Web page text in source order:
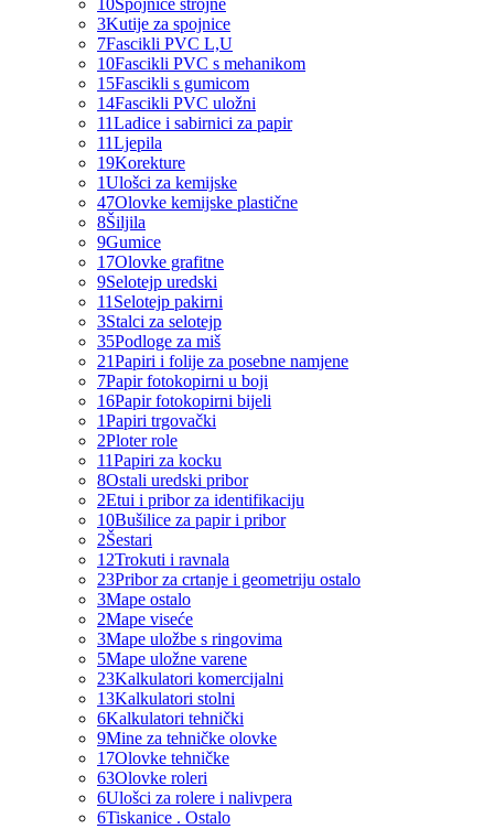
10Spojnice strojne
3Kutije za spojnice
7Fascikli PVC L,U
10Fascikli PVC s mehanikom
15Fascikli s gumicom
14Fascikli PVC uložni
11Ladice i sabirnici za papir
11Ljepila
19Korekture
1Ulošci za kemijske
47Olovke kemijske plastične
8Šiljila
9Gumice
17Olovke grafitne
9Selotejp uredski
11 Selotejp pakirni
3Stalci za selotejp
35Podloge za miš
21Papiri i folije za posebne namjene
7Papir fotokopirni u boji
16Papir fotokopirni bijeli
1Papiri trgovački
2Ploter role
11Papiri za kocku
8Ostali uredski pribor
2Etui i pribor za identifikaciju
10Bušilice za papir i pribor
2Šestari
12Trokuti i ravnala
23Pribor za crtanje i geometriju ostalo
3Mape ostalo
2Mape viseće
3Mape uložbe s ringovima
5Mape uložne varene
23Kalkulatori komercijalni
13Kalkulatori stolni
6Kalkulatori tehnički
9Mine za tehničke olovke
17Olovke tehničke
63Olovke roleri
6Ulošci za rolere i nalivpera
6Tiskanice . Ostalo